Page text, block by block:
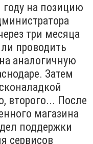
на позицию
три месяца
проводить
аналогичную
Затем
второго... После
магазина
поддержки
сервисов